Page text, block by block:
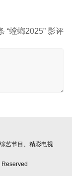
“螳螂2025” 影评
艺节目、精彩电视